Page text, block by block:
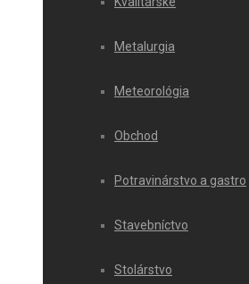
Metalurgia
Meteorológia
Obchod
Potravinárstvo a gastro
Stavebníctvo
Stolárstvo